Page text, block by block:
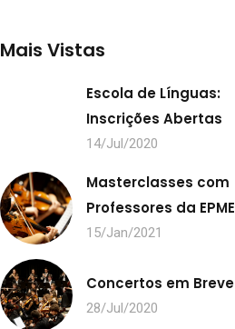
Mais Vistas
Escola de Línguas:
Inscrições Abertas
14/Jul/2020
Masterclasses com
Professores da EPME
15/Jan/2021
Concertos em Breve
28/Jul/2020